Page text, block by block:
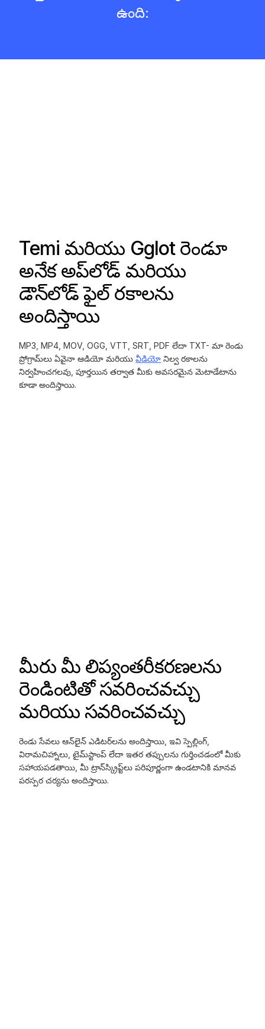
ఉంది:
Temi మరియు Gglot రెండూ
అనేక అప్‌లోడ్ మరియు
డౌన్‌లోడ్ ఫైల్ రకాలను
అందిస్తాయి
MP3, MP4, MOV, OGG, VTT, SRT, PDF లేదా TXT- మా రెండు
ప్రోగ్రామ్‌లు ఏవైనా ఆడియో మరియువీడియో నిల్వ రకాలను
నిర్వహించగలవు, పూర్తయిన తర్వాత మీకు అవసరమైన మెటాడేటాను
కూడా అందిస్తాయి.
మీరు మీ లిప్యంతరీకరణలను
రెండింటితో సవరించవచ్చు
మరియు సవరించవచ్చు
రెండు సేవలు ఆన్‌లైన్ ఎడిటర్‌లను అందిస్తాయి, ఇవి స్పెల్లింగ్,
విరామచిహ్నాలు, టైమ్‌స్టాంప్ లేదా ఇతర తప్పులను గుర్తించడంలో మీకు
సహాయపడతాయి, మీ ట్రాన్‌స్క్రిప్ట్‌లు పరిపూర్ణంగా ఉండటానికి మానవ
పరస్పర చర్యను అందిస్తాయి.